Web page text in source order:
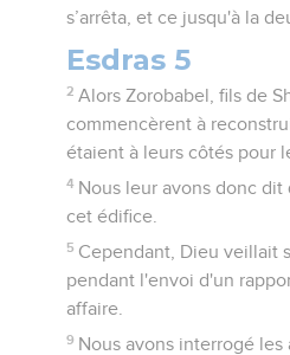
s’arrêta, et ce jusqu'à la
Esdras 5
2 Alors Zorobabel, fils de
commencèrent à
étaient à leurs côtés pour
4 Nous leur avons donc
cet édifice.
5 Cependant, Dieu veillait
pendant l'envoi d'un
affaire.
9 Nous avons interrogé